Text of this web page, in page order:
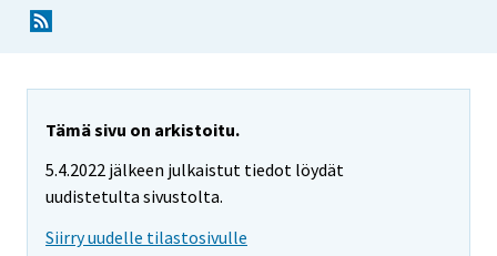
Tämä sivu on arkistoitu.
5.4.2022 jälkeen julkaistut tiedot löydät
uudistetulta sivustolta.
Siirry uudelle tilastosivulle